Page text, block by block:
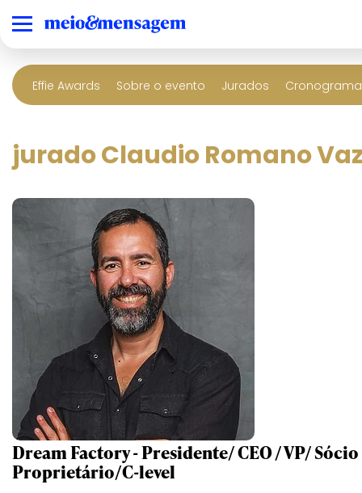
Effie Awards Sobre o evento Jurados
jurado Claudio Romano
Dream Factory - Presidente/ CEO / VP/ Sócio
Proprietário/C-level